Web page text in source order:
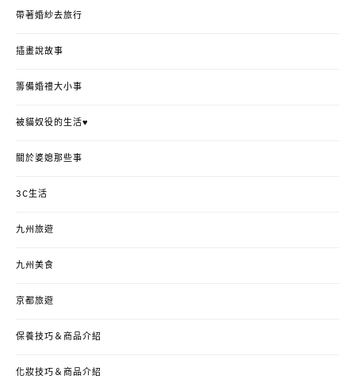
帶著婚紗去旅行
插畫說故事
籌備婚禮大小事
被貓奴役的生活♥
關於婆媳那些事
3C生活
九州旅遊
九州美食
京都旅遊
保養技巧＆商品介紹
化妝技巧＆商品介紹